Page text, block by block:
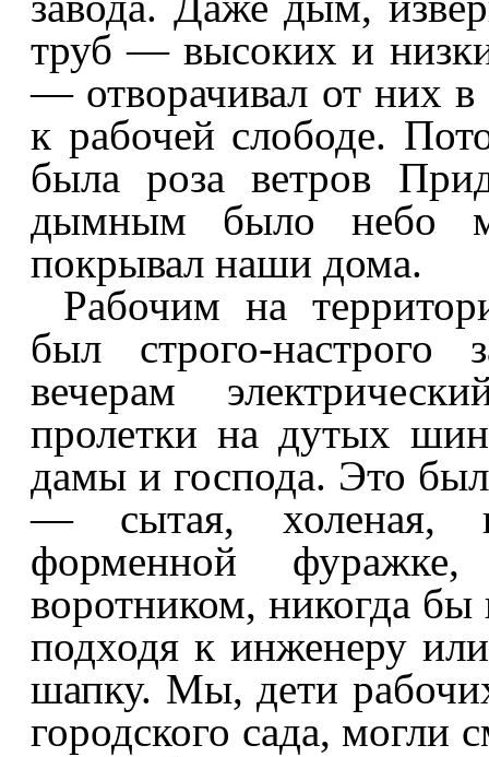
труб — высоких и
— отворачивал от них в
к рабочей слободе.
была роза ветров
дымным было небо
покрывал наши дома.
Рабочим на
был строго-
вечерам
пролетки на дутых
дамы и господа. Это
— сытая, холеная,
форменной
воротником, никогда бы
подходя к инженеру
шапку. Мы, дети
городского сада,